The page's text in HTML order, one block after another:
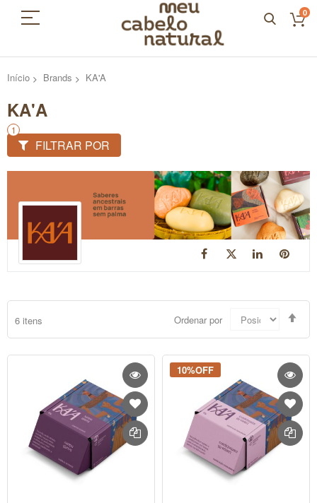
0
Início Brands KA'A
KA'A
6 itens Ordenar por
10%OFF
FILTRAR POR